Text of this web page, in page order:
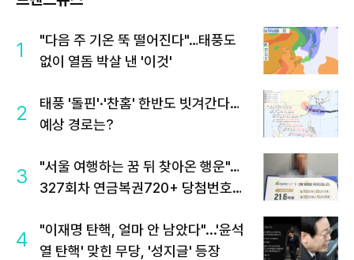
1
"다음 주 기온 뚝 떨어진다"…태풍도
없이 열돔 박살 낸 '이것'
2
태풍 '돌핀'·'찬홈' 한반도 빗겨간다…
예상 경로는?
3
"서울 여행하는 꿈 뒤 찾아온 행운"…
327회차 연금복권720+ 당첨번호조
4
"이재명 탄핵, 얼마 안 남았다"...'윤석
열 탄핵' 맞힌 무당, '성지글' 등장